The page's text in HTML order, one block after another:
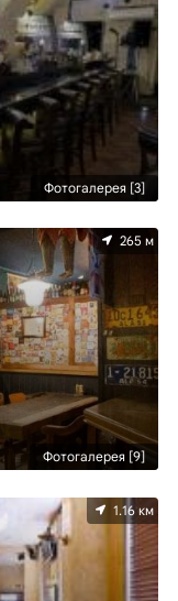
Фотогалерея [3]
Фотогалерея [9]
265 м
1.16 км